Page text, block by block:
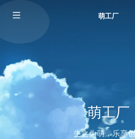
萌工厂
萌工厂
生之为萌，乐享